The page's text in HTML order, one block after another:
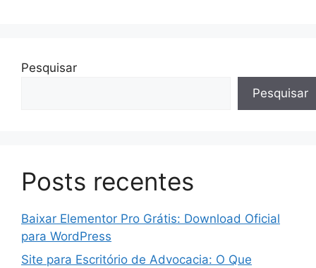
Pesquisar
Pesquisar
Posts recentes
Baixar Elementor Pro Grátis: Download Oficial
para WordPress
Site para Escritório de Advocacia: O Que